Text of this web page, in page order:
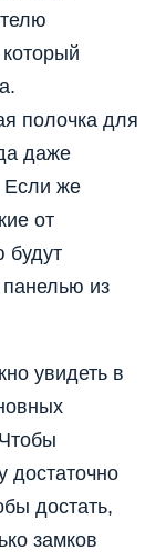
полочка для
даже
Если же
от
будут
из
увидеть в
достаточно
достать,
замков